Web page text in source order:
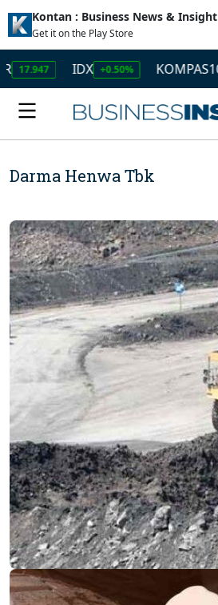
Kontan : Business News & Insight
Get it on the Play Store
IDX +0.50% KOMPAS100 +0.39%
Darma Henwa Tbk